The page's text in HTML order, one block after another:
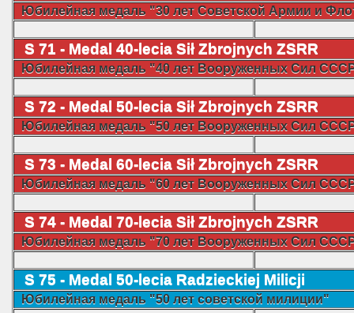
Юбилейная медаль "30 лет Советской Армии и
S 71 - Medal 40-lecia Sił Zbrojnych ZSRR
Юбилейная медаль "40 лет Вооруженных Сил
S 72 - Medal 50-lecia Sił Zbrojnych ZSRR
Юбилейная медаль "50 лет Вооруженных Сил
S 73 - Medal 60-lecia Sił Zbrojnych ZSRR
Юбилейная медаль "60 лет Вооруженных Сил
S 74 - Medal 70-lecia Sił Zbrojnych ZSRR
Юбилейная медаль "70 лет Вооруженных Сил
S 75 - Medal 50-lecia Radzieckiej Milicji
Юбилейная медаль "50 лет советской милиции"